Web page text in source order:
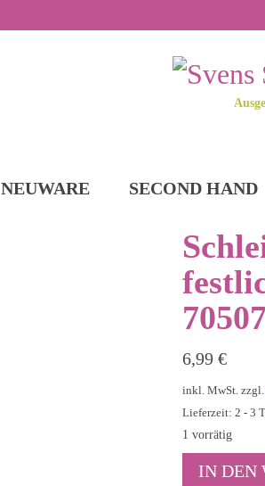
NEUWARE SECOND HAND
70507
6,99 €
inkl. MwSt. zzgl.
Lieferzeit: 2 - 3
1 vorrätig
Marween
IN DEN